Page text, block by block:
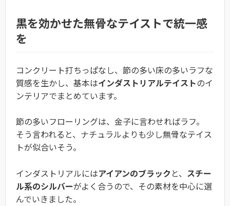
黒を効かせた無骨なテイストで統一感
を
コンクリート打ちっぱなし、節の多い床の多いラフな
質感を生かし、基本はインダストリアルテイストのイ
ンテリアでまとめています。
節の多いフローリングは、金子に言わせればラフ。
そう言われると、ナチュラルよりも少し無骨なテイス
トが似合いそう。
インダストリアルにはアイアンのブラックと、 スチー
ル系のシルバーがよく合うので、その素材を中心に選
んでいきました。